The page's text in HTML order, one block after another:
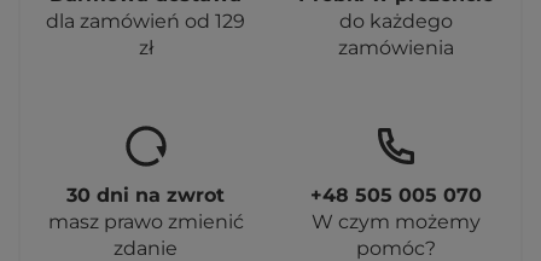
dla zamówień od 129
zł
do każdego
zamówienia
30 dni na zwrot
masz prawo zmienić
zdanie
+48 505 005 070
W czym możemy
pomóc?